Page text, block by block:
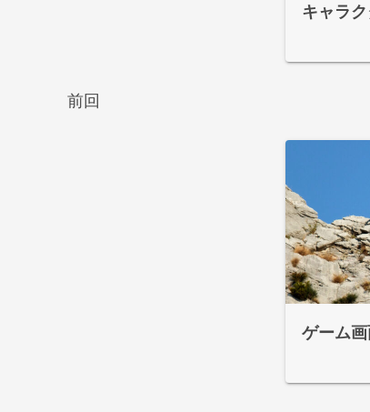
キャラ
前回
ゲーム